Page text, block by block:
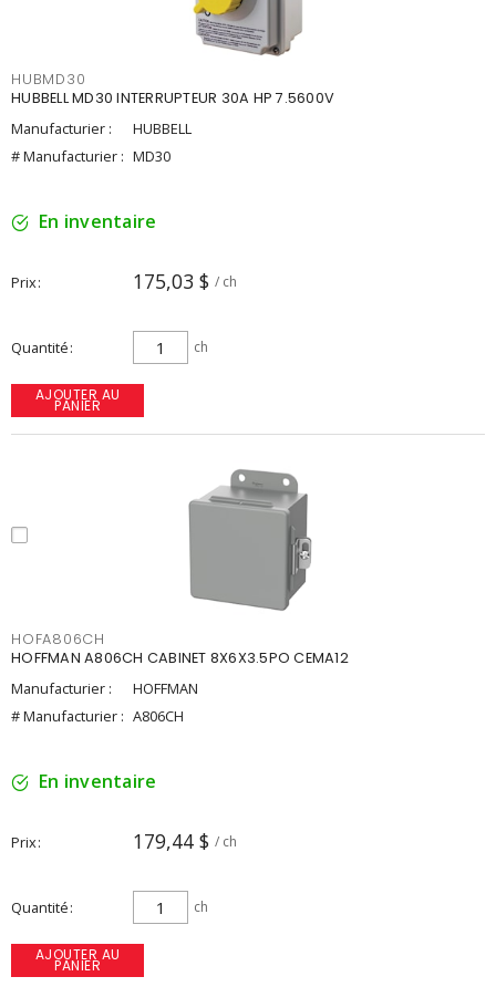
HUBMD30
HUBBELL MD30 INTERRUPTEUR 30A HP 7.5600V
Manufacturier :
HUBBELL
# Manufacturier : MD30
En inventaire
Prix 175,03 $ / ch
Quantité ch
AJOUTER AU
PANIER
HOFA806CH
HOFFMAN A806CH CABINET 8X6X3.5PO CEMA12
Manufacturier :
HOFFMAN
# Manufacturier : A806CH
En inventaire
Prix 179,44 $ / ch
Quantité ch
AJOUTER AU
PANIER